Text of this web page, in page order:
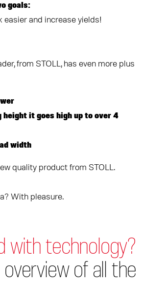
goals:
easier and increase yields!
from STOLL, has even more plus
it goes high up to over 4
width
quality product from STOLL.
With pleasure.
with technology?
overview of all the